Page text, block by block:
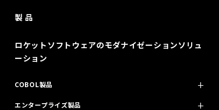
製 品
ロケットソフトウェアのモダナイゼーションソリュ
ーション
COBOL製品
エンタープライズ製品